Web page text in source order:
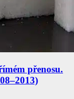
přenosu.